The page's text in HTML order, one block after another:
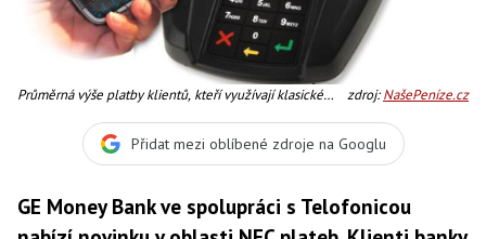
Průměrná výše platby klientů, kteří využívají klasické
výše jedné debetní NFC platby mobilem je 298 korun.
zdroj:NašePeníze.cz
Přidat mezi oblíbené zdroje na Googlu
GE Money Bank ve spolupráci s Telofonicou